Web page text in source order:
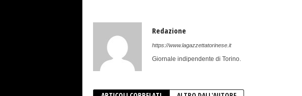
Redazione
https://www.lagazzettatorinese.it
Giornale indipendente di Torino.